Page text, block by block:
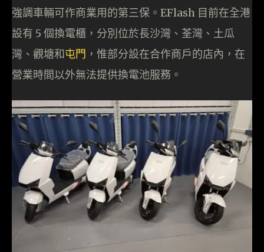
強調車輛可作商業用的第三保。EFlash 目前在全港
設有 5 個換電櫃，分別位於長沙灣、荃灣、土瓜
灣、觀塘和屯門 ，惟部分設在合作商戶的店內，在
營業時間以外無法提供換電池服務。